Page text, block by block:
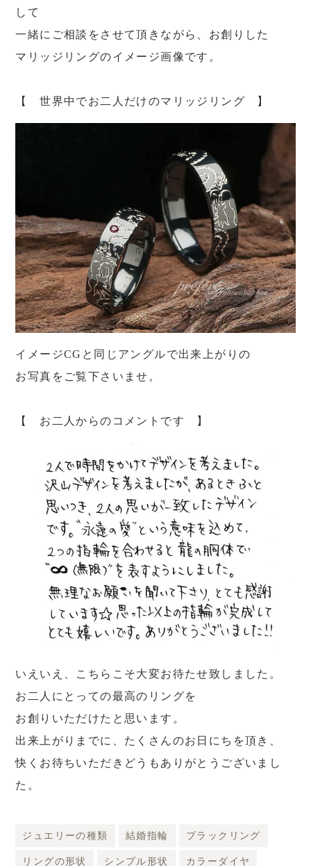
して
一緒にご相談をさせて頂きながら、お創りした
マリッジリングのイメージ画像です。
【 世界中でお二人だけのマリッジリング 】
イメージCGと同じアングルで出来上がりの
お写真をご覧下さいませ。
【 お二人からのコメントです 】
いえいえ、こちらこそ大変お待たせ致しました。
お二人にとっての最高のリングを
お創りいただけたと思います。
出来上がりまでに、たくさんのお日にちを頂き、
快くお待ちいただきどうもありがとうございまし
た。
ジュエリーの種類 結婚指輪 ブラックリング
リングの形状 シンプル形状 カラーダイヤ